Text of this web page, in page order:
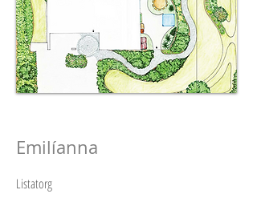
Emilíanna
Listatorg